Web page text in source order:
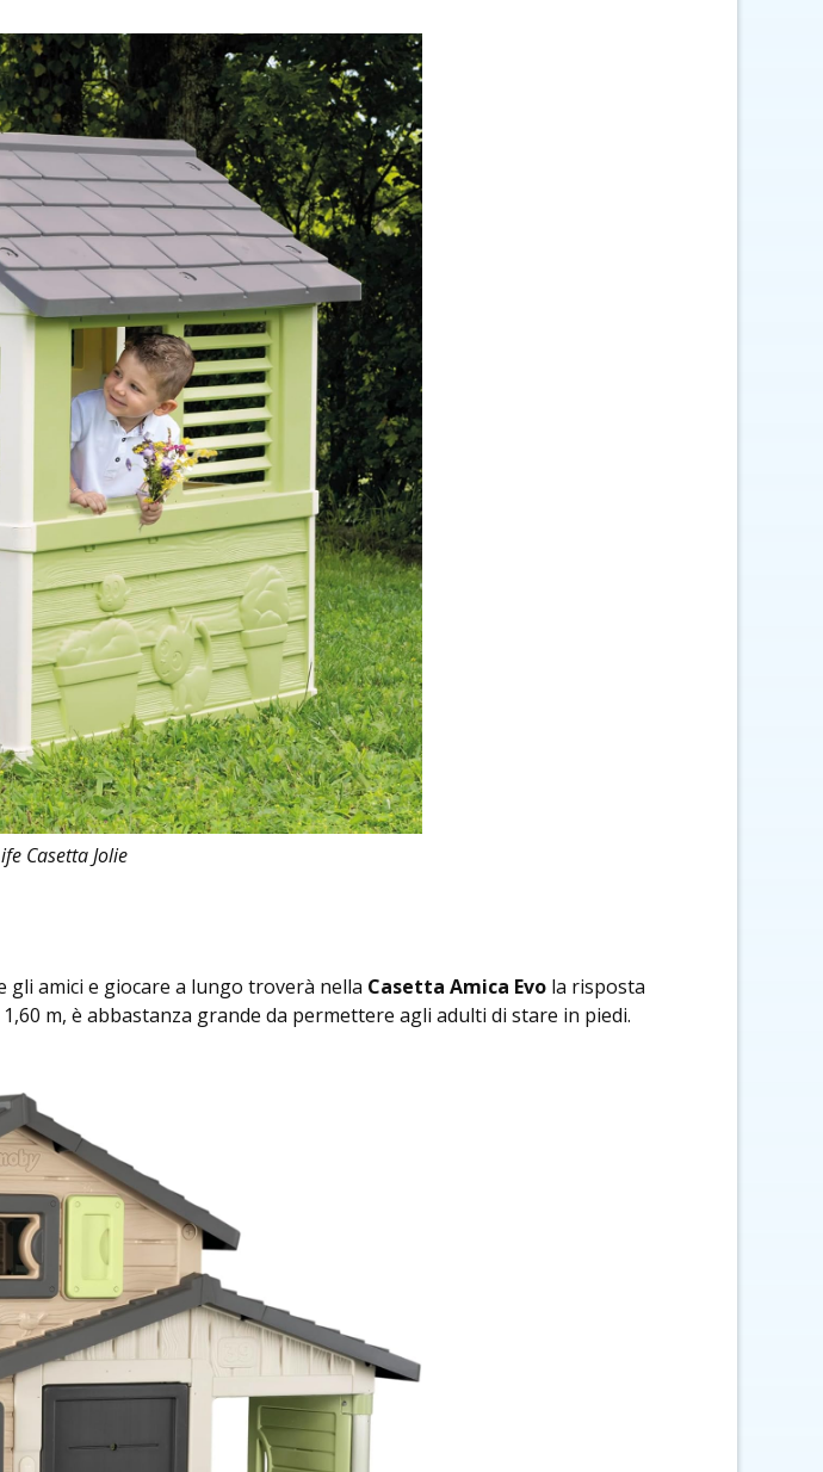
Casetta Jolie
gli amici e giocare a lungo troverà nella Casetta Amica Evo la risposta
m, è abbastanza grande da permettere agli adulti di stare in piedi.